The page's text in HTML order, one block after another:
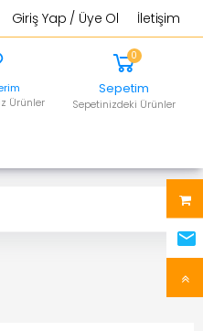
Giriş Yap / Üye Ol İletişim
Ürünler
0
Sepetim
Sepetinizdeki Ürünler